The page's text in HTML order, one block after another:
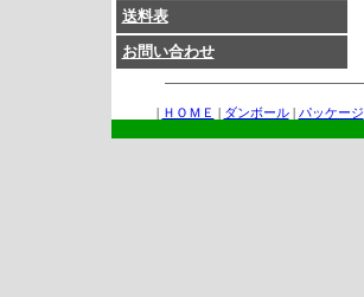
送料表
お問い合わせ
| ＨＯＭＥ | ダンボール| パッケージ